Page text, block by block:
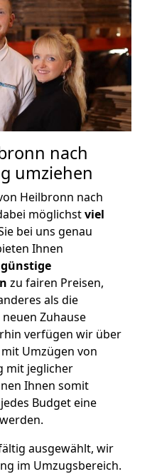
nach
umziehen
Heilbronn nach
möglichstviel
bei uns genau
Ihnen
zu fairen Preisen,
als die
Zuhause
verfügen wir über
Umzügen von
mit jeglicher
Ihnen somit
Budget eine
ausgewählt, wir
im Umzugsbereich.